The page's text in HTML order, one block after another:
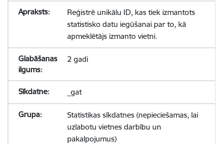
Reģistrē unikālu ID, kas tiek izmantots
statistisko datu iegūšanai par to, kā
apmeklētājs izmanto vietni.
2 gadi
_gat
Statistikas sīkdatnes (nepieciešamas, lai
uzlabotu vietnes darbību un
pakalpojumus)